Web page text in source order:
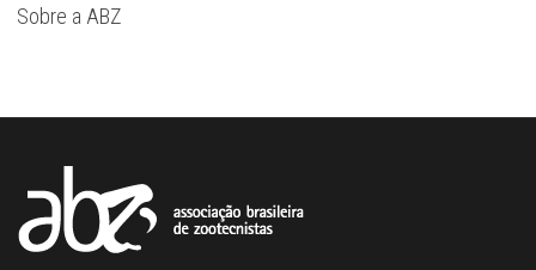
Sobre a ABZ